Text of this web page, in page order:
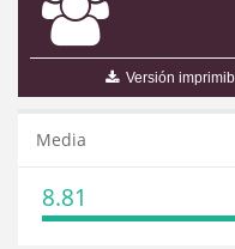
Versión
Media
8.81